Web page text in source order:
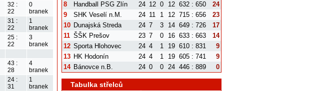
32 :
22
0
branek
31 :
22
1
branek
25 :
22
3
branek
43 :
28
4
branek
24 :
31
1
branek
8
Handball PSG Zlín 24 12 0 12 632 : 650
24
9
SHK Veselí n.M. 24 11 1 12 715 : 656
23
10 Dunajská Streda 24 7 3 14 649 : 726
17
11 ŠŠK Prešov 23 7 0 16 633 : 663
14
12 Sporta Hlohovec 24 4 1 19 610 : 831
9
13 HK Hodonín 24 4 1 19 605 : 741
9
14 Bánovce n.B. 24 0 0 24 446 : 889 0
Tabulka střelců